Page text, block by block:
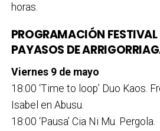
horas.
PROGRAMACIÓN
PAYASOS DE
Viernes 9 de mayo
18:00 ‘Time to loop’ Duo Kaos.
Isabel en Abusu.
18:00 ‘Pausa’ Cia Ni Mu. Pergola.